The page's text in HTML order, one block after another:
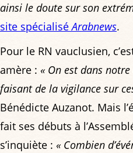
ainsi le doute sur son
site spécialiséArabnews.
Pour le RN vauclusien,
amère : « On est dans
faisant de la vigilance sur
Bénédicte Auzanot. Mais
fait ses débuts à
s’inquiète : « Combien